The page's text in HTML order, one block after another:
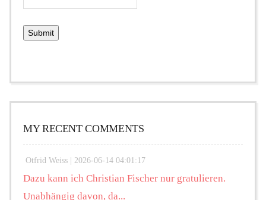
MY RECENT COMMENTS
Otfrid Weiss | 2026-06-14 04:01:17
Dazu kann ich Christian Fischer nur gratulieren.
Unabhängig davon, da...